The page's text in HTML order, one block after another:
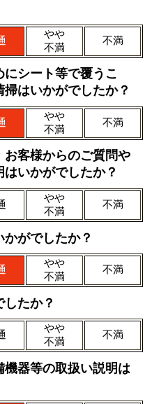
やや
不満
不満
シート等で覆うこ
はいかがでしたか？
やや
不満
不満
客様からのご質問や
いかがでしたか？
やや
不満
不満
がでしたか？
やや
不満
不満
たか？
やや
不満
不満
器等の取扱い説明は